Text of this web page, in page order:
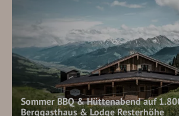
Sommer BBQ & Hüttenabend auf
Berggasthaus & Lodge Resterhöhe